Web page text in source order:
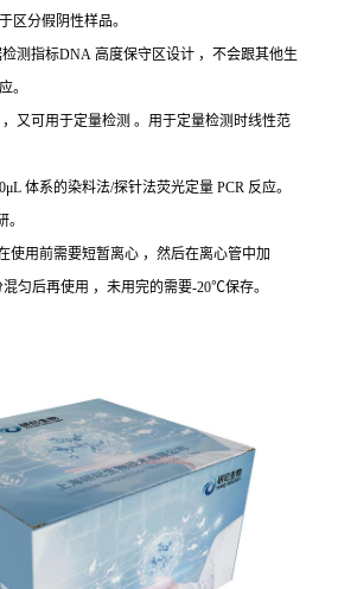
区分假阴性样品。
测指标DNA 高度保守区设计 ，不会跟其他生
。
又可用于定量检测 。用于定量检测时线性范
体系的染料法/探针法荧光定量 PCR 反应。
使用前需要短暂离心 ，然后在离心管中加
匀后再使用 ，未用完的需要-20℃保存。